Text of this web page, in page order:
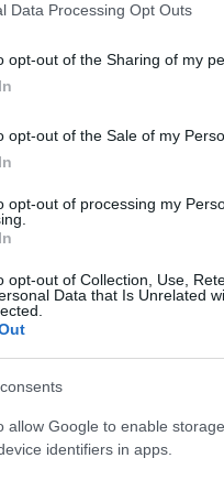
Data Processing Opt Outs
opt-out of the Sharing of my
opt-out of the Sale of my
opt-out of processing my
opt-out of Collection, Use,
Data that Is Unrelated
allow Google to enable
identifiers in apps.
να έχει τις